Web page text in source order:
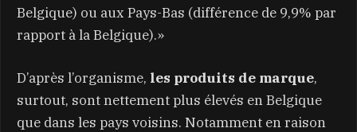
Belgique) ou aux Pays-Bas (différence de 9,9% par
rapport à la Belgique).»
D’après l’organisme, les produits de marque,
surtout, sont nettement plus élevés en Belgique
que dans les pays voisins. Notamment en raison